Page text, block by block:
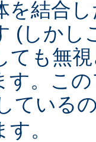
を結合
(しかし
ても無
す。こ
ている
。